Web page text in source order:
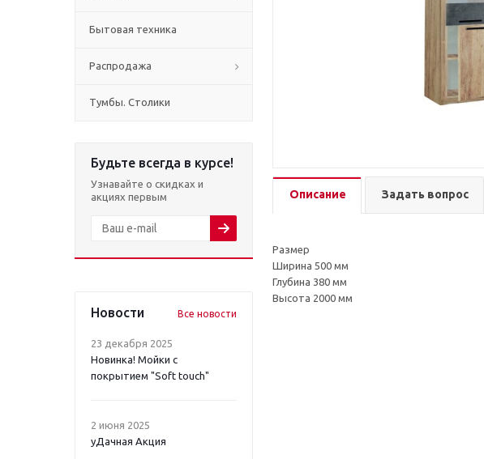
Бытовая техника
Распродажа
Тумбы. Столики
Будьте всегда в курсе!
Узнавайте о скидках и
акциях первым
Новости Все новости
23 декабря 2025
Новинка! Мойки с
покрытием "Soft touch"
2 июня 2025
уДачная Акция
Описание Задать вопрос
Размер
Ширина 500 мм
Глубина 380 мм
Высота 2000 мм